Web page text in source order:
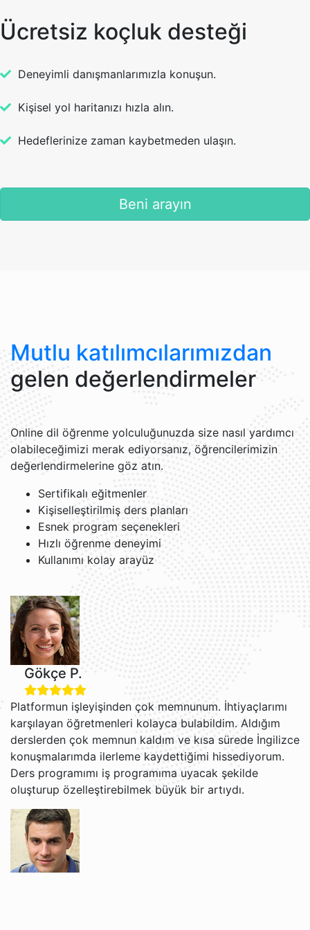
Ücretsiz koçluk desteği
Deneyimli danışmanlarımızla konuşun.
Kişisel yol haritanızı hızla alın.
Hedeflerinize zaman kaybetmeden ulaşın.
Beni arayın
Mutlu katılımcılarımızdan
gelen değerlendirmeler
Online dil öğrenme yolculuğunuzda size nasıl yardımcı
olabileceğimizi merak ediyorsanız, öğrencilerimizin
değerlendirmelerine göz atın.
Sertifikalı eğitmenler
Kişiselleştirilmiş ders planları
Esnek program seçenekleri
Hızlı öğrenme deneyimi
Kullanımı kolay arayüz
Gökçe P.
Platformun işleyişinden çok memnunum. İhtiyaçlarımı
karşılayan öğretmenleri kolayca bulabildim. Aldığım
derslerden çok memnun kaldım ve kısa sürede İngilizce
konuşmalarımda ilerleme kaydettiğimi hissediyorum.
Ders programımı iş programıma uyacak şekilde
oluşturup özelleştirebilmek büyük bir artıydı.